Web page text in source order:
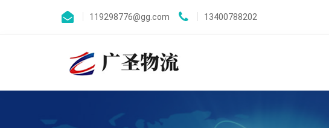
119298776@gg.com 13400788202